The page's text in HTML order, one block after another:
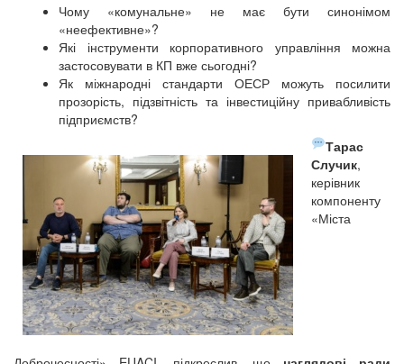
Чому «комунальне» не має бути синонімом
«неефективне»?
Які інструменти корпоративного управління можна
застосовувати в КП вже сьогодні?
Як міжнародні стандарти ОЕСР можуть посилити
прозорість, підзвітність та інвестиційну привабливість
підприємств?
Тарас
Случик,
керівник
компоненту
«Міста